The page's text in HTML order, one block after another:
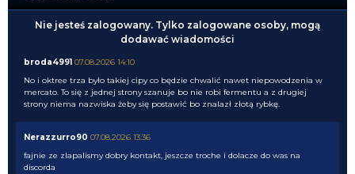
Nie jesteś zalogowany. Tylko zalogowane osoby, mogą
dodawać wiadomości
broda4991 07.08.2026 14:10
No i oktree trza było takiej cipy co będzie chwalić nawet niepowodzenia w
mercato. To się z jednej strony szanuje bo nie robi fermentu a z drugiej
strony niema nazwiska żeby się postawić bo znalazł złotą rybkę.
Nerazzurro90 07.08.2026 13:36
fajnie ze zlapalismy dobry kontakt, jeszcze troche i dolacze do was na
discorda